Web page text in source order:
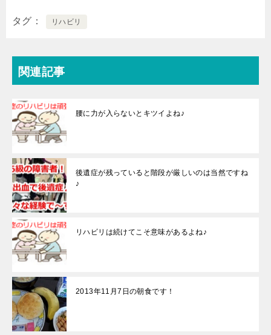
タグ リハビリ
関連記事
腰に力が入らないとキツイよね♪
後遺症が残っていると階段が厳しいのは当然ですね
♪
リハビリは続けてこそ意味があるよね♪
2013年11月7日の朝食です！